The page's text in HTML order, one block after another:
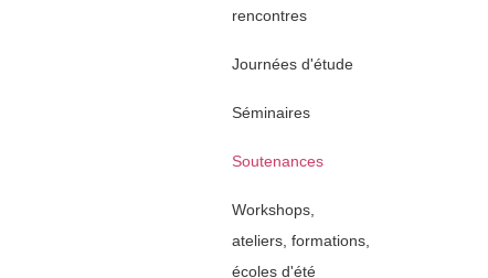
rencontres
Journées d'étude
Séminaires
Soutenances
Workshops,
ateliers, formations,
écoles d'été